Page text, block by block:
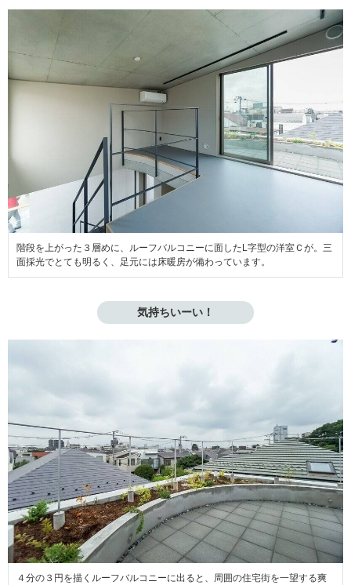
階段を上がった３層めに、ルーフバルコニーに面したL字型の洋室Ｃが。三
面採光でとても明るく、足元には床暖房が備わっています。
気持ちいーい！
４分の３円を描くルーフバルコニーに出ると、周囲の住宅街を一望する爽